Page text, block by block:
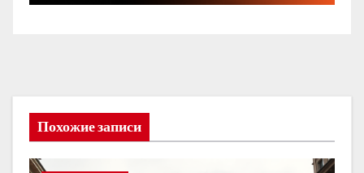
Похожие записи